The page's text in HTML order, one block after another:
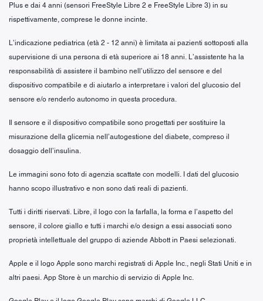
Plus e dai 4 anni (sensori FreeStyle Libre 2 e FreeStyle Libre 3) in su
rispettivamente, comprese le donne incinte.
L’indicazione pediatrica (età 2 - 12 anni) è limitata ai pazienti sottoposti alla
supervisione di una persona di età superiore ai 18 anni. L’assistente ha la
responsabilità di assistere il bambino nell’utilizzo del sensore e del
dispositivo compatibile e di aiutarlo a interpretare i valori del glucosio del
sensore e/o renderlo autonomo in questa procedura.
Il sensore e il dispositivo compatibile sono progettati per sostituire la
misurazione della glicemia nell’autogestione del diabete, compreso il
dosaggio dell’insulina.
Le immagini sono foto di agenzia scattate con modelli. I dati del glucosio
hanno scopo illustrativo e non sono dati reali di pazienti.
Tutti i diritti riservati. Libre, il logo con la farfalla, la forma e l’aspetto del
sensore, il colore giallo e tutti i marchi e/o design a essi associati sono
proprietà intellettuale del gruppo di aziende Abbott in Paesi selezionati.
Apple e il logo Apple sono marchi registrati di Apple Inc., negli Stati Uniti e in
altri paesi. App Store è un marchio di servizio di Apple Inc.